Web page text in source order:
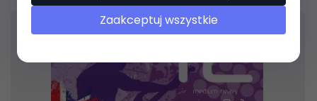
Zaakceptuj wszystkie